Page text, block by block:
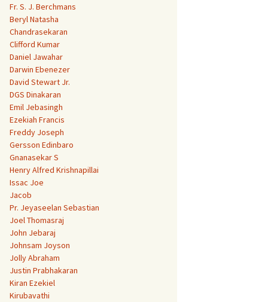
Fr. S. J. Berchmans
Beryl Natasha
Chandrasekaran
Clifford Kumar
Daniel Jawahar
Darwin Ebenezer
David Stewart Jr.
DGS Dinakaran
Emil Jebasingh
Ezekiah Francis
Freddy Joseph
Gersson Edinbaro
Gnanasekar S
Henry Alfred Krishnapillai
Issac Joe
Jacob
Pr. Jeyaseelan Sebastian
Joel Thomasraj
John Jebaraj
Johnsam Joyson
Jolly Abraham
Justin Prabhakaran
Kiran Ezekiel
Kirubavathi